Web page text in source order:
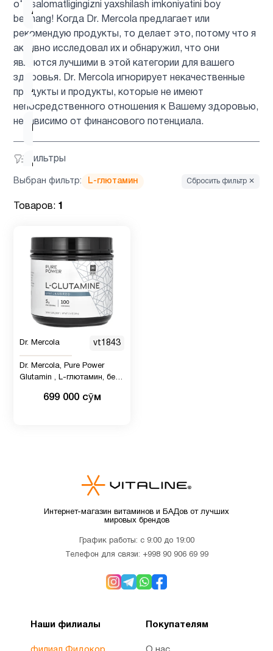
o‘z salomatligingizni yaxshilash imkoniyatini boy
bermang! Когда Dr. Mercola предлагает или
рекомендую продукты, то делает это, потому что я
активно исследовал их и обнаружил, что они
являются лучшими в этой категории для вашего
здоровья. Dr. Mercola игнорирует некачественные
продукты и продукты, которые не имеют
непосредственного отношения к Вашему здоровью,
независимо от финансового потенциала.
Фильтры
Астахантин
ацетилцистеин 1
Ашваганда 1
2
Бетаин
Биотин
Вегетарианский
продукт
5
D для
1
Витамин
2
Выбран фильтр: L-глютамин Сбросить фильтр ✕
Товаров: 1
Dr. Mercola vt1843
Dr. Mercola, Pure Power
Glutamin , L-глютамин, без
699 000 сӯм
Интернет-магазин витаминов и БАДов от лучших
мировых брендов
График работы: с 9:00 до 19:00
Телефон для связи: +998 90 906 69 99
Наши филиалы Покупателям